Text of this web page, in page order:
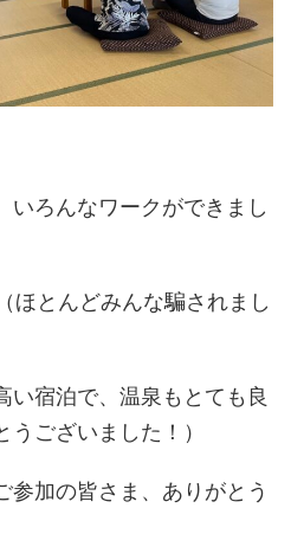
いろんなワークができまし
ほとんどみんな騙されまし
い宿泊で、温泉もとても良
ございました！）
参加の皆さま、ありがとう